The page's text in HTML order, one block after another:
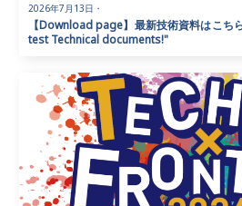
2026年7月13日 ・
【Download page】最新技術資料はこち
test Technical documents!"